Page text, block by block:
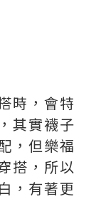
時，會特
其實襪子
，但樂福
搭，所以
，有著更